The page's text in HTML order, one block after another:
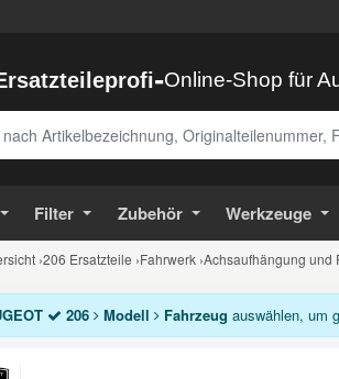
-Online-Shop für
Filter Zubehör Werkzeuge
›206 Ersatzteile ›Fahrwerk ›Achsaufhängung und
206 Modell Fahrzeug auswählen, um